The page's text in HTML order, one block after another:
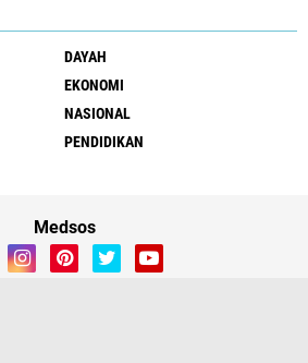
DAYAH
EKONOMI
NASIONAL
PENDIDIKAN
Medsos